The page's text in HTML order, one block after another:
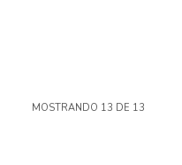
MOSTRANDO 13 DE 13